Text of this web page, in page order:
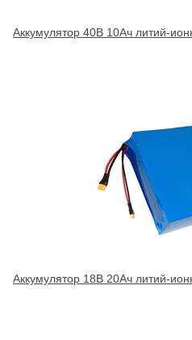
Аккумулятор 40В 10Ач литий-
Аккумулятор 18В 20Ач литий-